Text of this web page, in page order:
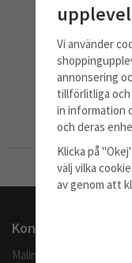
Fästskruv för
99 kr
Info Köp
Kontakta oss
Malingo AB
Vi använder
annonsering
tillförlitliga och
in information
och deras
Klicka på
välj vilka
av genom att